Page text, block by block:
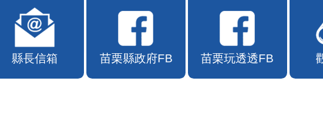
縣長信箱 苗栗縣政府FB 苗栗玩透透FB